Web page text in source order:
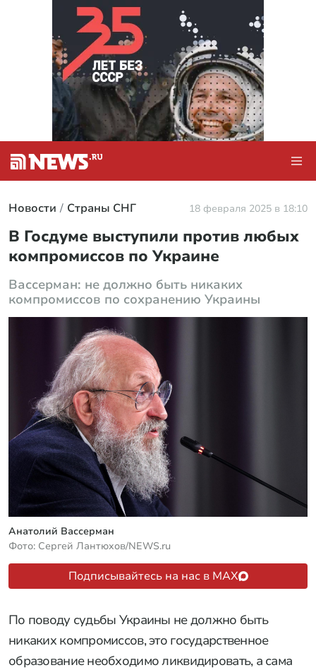
Новости Страны СНГ 18 февраля 2025 в 18:10
В Госдуме выступили против любых
компромиссов по Украине
Вассерман: не должно быть никаких
компромиссов по сохранению Украины
Анатолий Вассерман
Фото: Сергей Лантюхов/NEWS.ru
Подписывайтесь на нас в MAX
По поводу судьбы Украины не должно быть
никаких компромиссов, это государственное
образование необходимо ликвидировать, а сама